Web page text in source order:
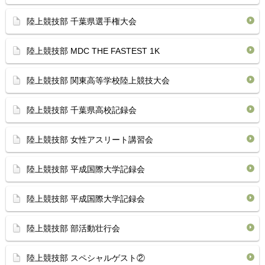
陸上競技部 千葉県選手権大会
陸上競技部 MDC THE FASTEST 1K
陸上競技部 関東高等学校陸上競技大会
陸上競技部 千葉県高校記録会
陸上競技部 女性アスリート講習会
陸上競技部 平成国際大学記録会
陸上競技部 平成国際大学記録会
陸上競技部 部活動壮行会
陸上競技部 スペシャルゲスト②